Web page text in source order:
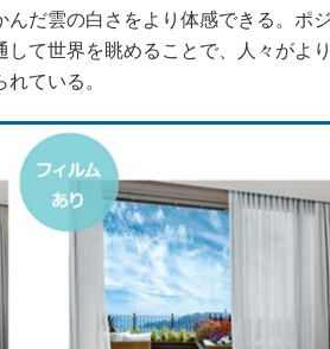
だ雲の白さをより体感できる。ポ
て世界を眺めることで、人々がよ
ている。